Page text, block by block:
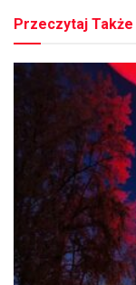
Przeczytaj Także